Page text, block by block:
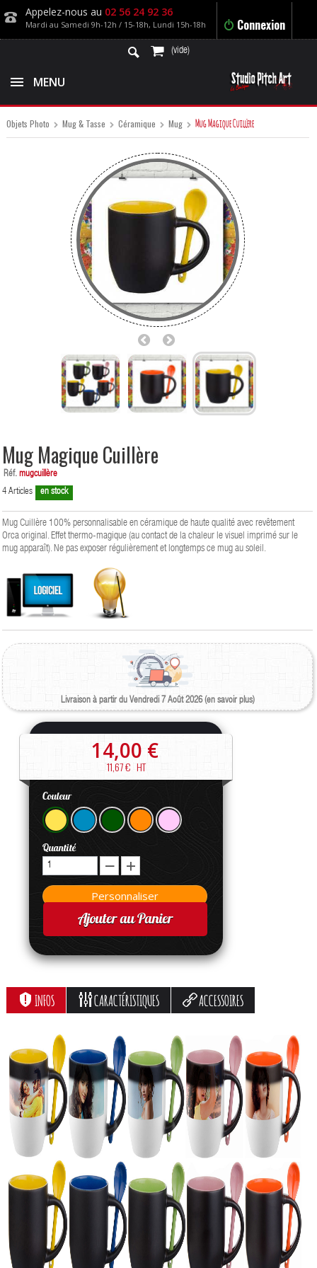
Connexion
Appelez-nous au 02 56 24 92 36
Mardi au Samedi 9h-12h / 15-18h, Lundi 15h-18h
(vide)
MENU
Objets Photo Mug & Tasse Céramique Mug Mug Magique Cuillère
Mug Magique Cuillère
Réf. mugcuillère
4 Articles en stock
Mug Cuillère 100% personnalisable en céramique de haute qualité avec revêtement
Orca original. Effet thermo-magique (au contact de la chaleur le visuel imprimé sur le
mug apparaît). Ne pas exposer régulièrement et longtemps ce mug au soleil.
Livraison à partir du Vendredi 7 Août 2026 (en savoir plus)
14,00 €
11,67 €HT
Couleur
Quantité
Ajouter au Panier
INFOS CARACTÉRISTIQUES ACCESSOIRES